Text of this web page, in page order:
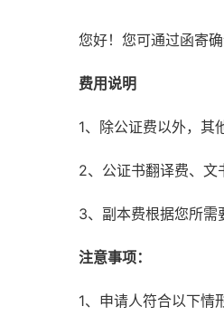
您好！您可通过函寄确
费用说明
1、除公证费以外，其
2、公证书翻译费、文
3、副本费根据您所需
注意事项：
1、申请人符合以下情